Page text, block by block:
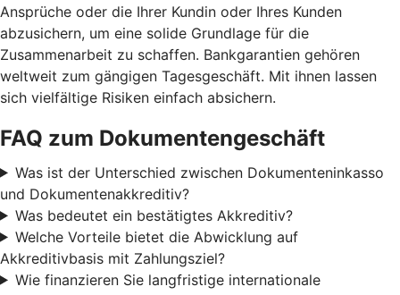
Ansprüche oder die Ihrer Kundin oder Ihres Kunden
abzusichern, um eine solide Grundlage für die
Zusammenarbeit zu schaffen. Bankgarantien gehören
weltweit zum gängigen Tagesgeschäft. Mit ihnen lassen
sich vielfältige Risiken einfach absichern.
FAQ zum Dokumentengeschäft
Was ist der Unterschied zwischen Dokumenteninkasso
und Dokumentenakkreditiv?
Was bedeutet ein bestätigtes Akkreditiv?
Welche Vorteile bietet die Abwicklung auf
Akkreditivbasis mit Zahlungsziel?
Wie finanzieren Sie langfristige internationale